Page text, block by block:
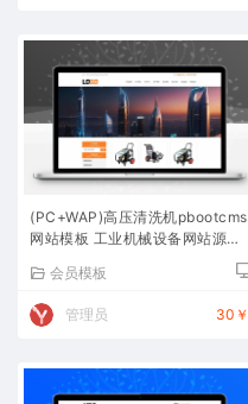
(PC+WAP)高压清洗机pbootcms
网站模板 工业机械设备网站源码
会员模板
管理员 30￥